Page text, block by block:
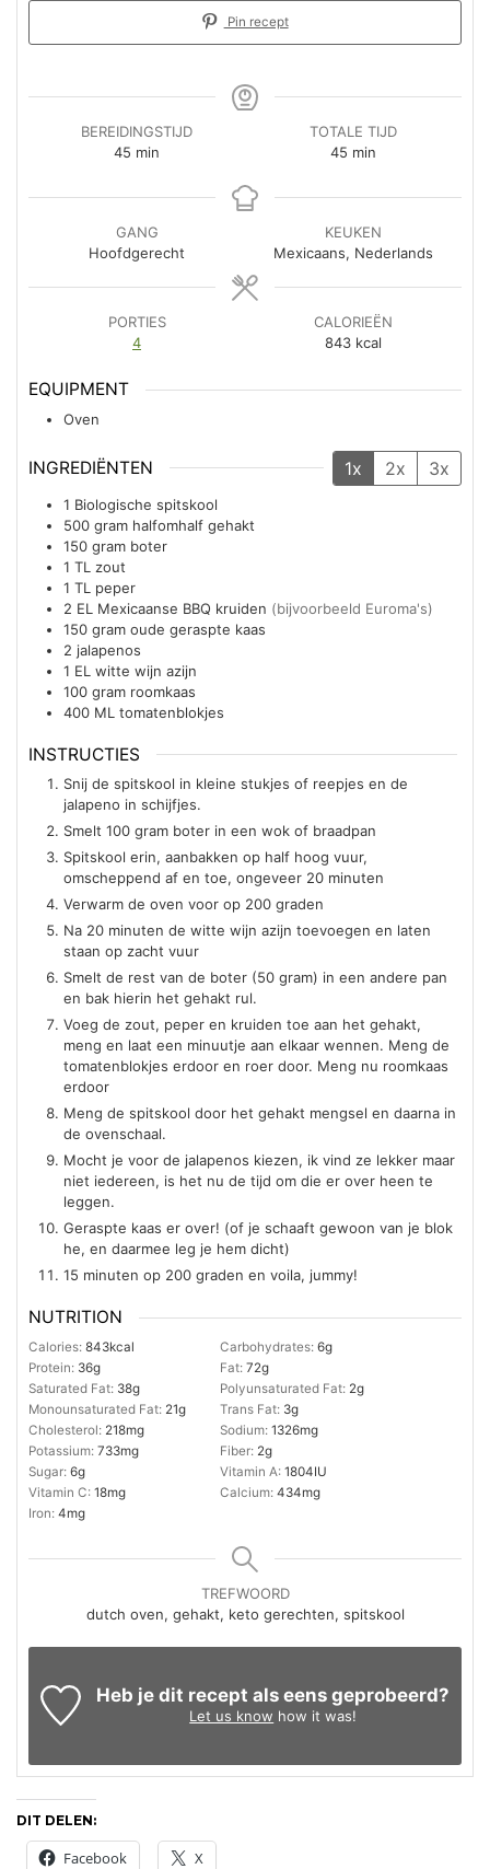
Pin recept
BEREIDINGSTIJD
45 minuten
min
TOTALE TIJD
45 minuten
min
GANG
Hoofdgerecht
KEUKEN
Mexicaans, Nederlands
PORTIES
4
CALORIEËN
843 kcal
EQUIPMENT
Oven
INGREDIËNTEN 1x 2x 3x
1 Biologische spitskool
500 gram halfomhalf gehakt
150 gram boter
1 TL zout
1 TL peper
2 EL Mexicaanse BBQ kruiden (bijvoorbeeld Euroma's)
150 gram oude geraspte kaas
2 jalapenos
1 EL witte wijn azijn
100 gram roomkaas
400 ML tomatenblokjes
INSTRUCTIES
Snij de spitskool in kleine stukjes of reepjes en de
jalapeno in schijfjes.
Smelt 100 gram boter in een wok of braadpan
Spitskool erin, aanbakken op half hoog vuur,
omscheppend af en toe, ongeveer 20 minuten
Verwarm de oven voor op 200 graden
Na 20 minuten de witte wijn azijn toevoegen en laten
staan op zacht vuur
Smelt de rest van de boter (50 gram) in een andere pan
en bak hierin het gehakt rul.
Voeg de zout, peper en kruiden toe aan het gehakt,
meng en laat een minuutje aan elkaar wennen. Meng de
tomatenblokjes erdoor en roer door. Meng nu roomkaas
erdoor
Meng de spitskool door het gehakt mengsel en daarna in
de ovenschaal.
Mocht je voor de jalapenos kiezen, ik vind ze lekker maar
niet iedereen, is het nu de tijd om die er over heen te
leggen.
Geraspte kaas er over! (of je schaaft gewoon van je blok
he, en daarmee leg je hem dicht)
15 minuten op 200 graden en voila, jummy!
NUTRITION
Calories: 843kcal Carbohydrates: 6g
Protein: 36g Fat: 72g
Saturated Fat: 38g Polyunsaturated Fat: 2g
Monounsaturated Fat: 21g Trans Fat: 3g
Cholesterol: 218mg Sodium: 1326mg
Potassium: 733mg Fiber: 2g
Sugar: 6g Vitamin A: 1804IU
Vitamin C: 18mg Calcium: 434mg
Iron: 4mg
TREFWOORD
dutch oven, gehakt, keto gerechten, spitskool
Heb je dit recept als eens geprobeerd?
Let us know how it was!
DIT DELEN:
Facebook X